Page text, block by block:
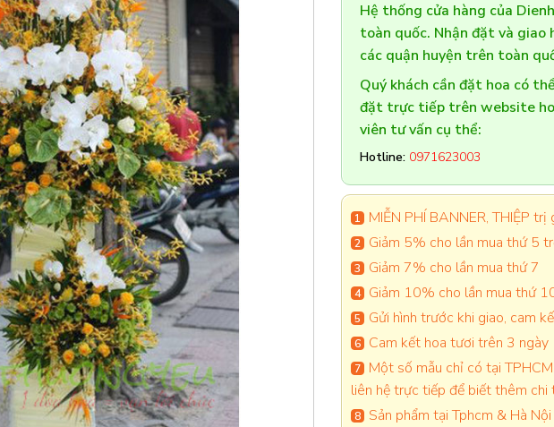
Hệ thống cửa hàng của
toàn quốc. Nhận đặt và
các quận huyện trên toàn
Quý khách cần đặt hoa có
đặt trực tiếp trên website
viên tư vấn cụ thể:
Hotline: 0971623003
MIỄN PHÍ BANNER, THIỆP
Giảm 5% cho lần mua thứ 5
Giảm 7% cho lần mua thứ 7
Giảm 10% cho lần mua thứ
Gửi hình trước khi giao, cam
Cam kết hoa tươi trên 3 ngày
Một số mẫu chỉ có tại
liên hệ trực tiếp để biết thêm chi
Sản phẩm tại Tphcm & Hà